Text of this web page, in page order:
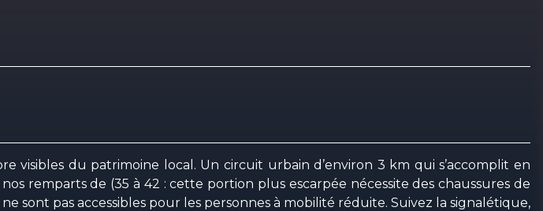
visibles du patrimoine local. Un circuit urbain d’environ 3 km qui s’accomplit en
remparts de (35 à 42 : cette portion plus escarpée nécessite des chaussures de
sont pas accessibles pour les personnes à mobilité réduite. Suivez la signalétique,